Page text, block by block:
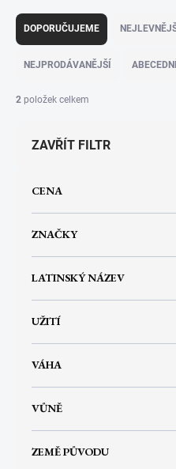
Ř
z
í
DOPORUČUJEME
NEJPRODÁVANĚJŠÍ
2 položek celkem
ZAVŘÍT FILTR
CENA
ZNAČKY
LATINSKÝ NÁZEV
UŽITÍ
VÁHA
VŮNĚ
ZEMĚ PŮVODU